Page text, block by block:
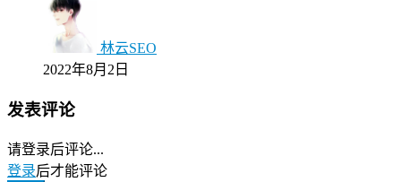
林云SEO
2022年8月2日
发表评论
请登录后评论...
登录后才能评论